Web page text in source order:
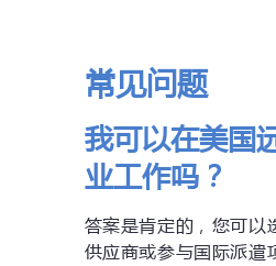
常见问题
我可以在美国
业工作吗？
答案是肯定的，您可以
供应商或参与国际派遣